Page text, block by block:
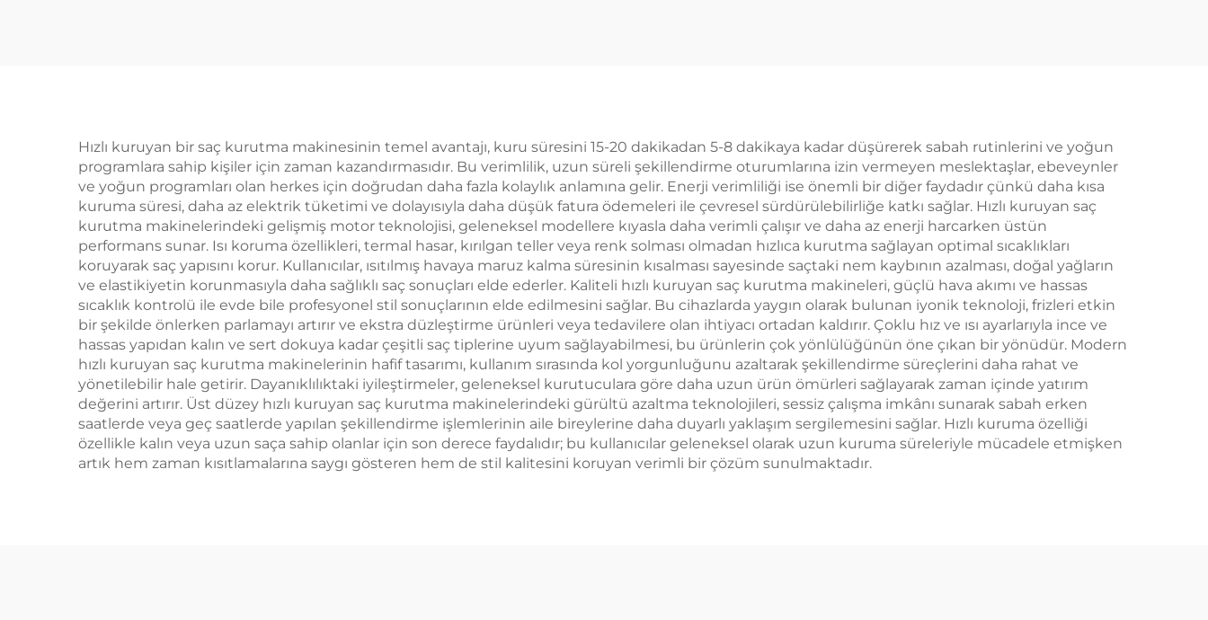
Kurutma Makinesi
Hızlı kuruyan bir saç kurutma makinesinin temel avantajı, kuru süresini 15-20 dakikadan 5-8 dakikaya kadar düşürerek sabah rutinlerini ve yoğun
programlara sahip kişiler için zaman kazandırmasıdır. Bu verimlilik, uzun süreli şekillendirme oturumlarına izin vermeyen meslektaşlar, ebeveynler
ve yoğun programları olan herkes için doğrudan daha fazla kolaylık anlamına gelir. Enerji verimliliği ise önemli bir diğer faydadır çünkü daha kısa
kuruma süresi, daha az elektrik tüketimi ve dolayısıyla daha düşük fatura ödemeleri ile çevresel sürdürülebilirliğe katkı sağlar. Hızlı kuruyan saç
kurutma makinelerindeki gelişmiş motor teknolojisi, geleneksel modellere kıyasla daha verimli çalışır ve daha az enerji harcarken üstün
performans sunar. Isı koruma özellikleri, termal hasar, kırılgan teller veya renk solması olmadan hızlıca kurutma sağlayan optimal sıcaklıkları
koruyarak saç yapısını korur. Kullanıcılar, ısıtılmış havaya maruz kalma süresinin kısalması sayesinde saçtaki nem kaybının azalması, doğal yağların
ve elastikiyetin korunmasıyla daha sağlıklı saç sonuçları elde ederler. Kaliteli hızlı kuruyan saç kurutma makineleri, güçlü hava akımı ve hassas
sıcaklık kontrolü ile evde bile profesyonel stil sonuçlarının elde edilmesini sağlar. Bu cihazlarda yaygın olarak bulunan iyonik teknoloji, frizleri etkin
bir şekilde önlerken parlamayı artırır ve ekstra düzleştirme ürünleri veya tedavilere olan ihtiyacı ortadan kaldırır. Çoklu hız ve ısı ayarlarıyla ince ve
hassas yapıdan kalın ve sert dokuya kadar çeşitli saç tiplerine uyum sağlayabilmesi, bu ürünlerin çok yönlülüğünün öne çıkan bir yönüdür. Modern
hızlı kuruyan saç kurutma makinelerinin hafif tasarımı, kullanım sırasında kol yorgunluğunu azaltarak şekillendirme süreçlerini daha rahat ve
yönetilebilir hale getirir. Dayanıklılıktaki iyileştirmeler, geleneksel kurutuculara göre daha uzun ürün ömürleri sağlayarak zaman içinde yatırım
değerini artırır. Üst düzey hızlı kuruyan saç kurutma makinelerindeki gürültü azaltma teknolojileri, sessiz çalışma imkânı sunarak sabah erken
saatlerde veya geç saatlerde yapılan şekillendirme işlemlerinin aile bireylerine daha duyarlı yaklaşım sergilemesini sağlar. Hızlı kuruma özelliği
özellikle kalın veya uzun saça sahip olanlar için son derece faydalıdır; bu kullanıcılar geleneksel olarak uzun kuruma süreleriyle mücadele etmişken
artık hem zaman kısıtlamalarına saygı gösteren hem de stil kalitesini koruyan verimli bir çözüm sunulmaktadır.